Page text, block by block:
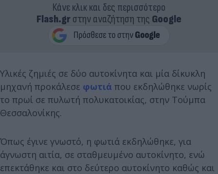
Κάνε κλικ και δες περισσότερο
Flash.grστην αναζήτηση της Google
Υλικές ζημιές σε δύο αυτοκίνητα και μία δίκυκλη
μηχανή προκάλεσε φωτιά που εκδηλώθηκε νωρίς
το πρωί σε πυλωτή πολυκατοικίας, στην Τούμπα
Θεσσαλονίκης.
Όπως έγινε γνωστό, η φωτιά εκδηλώθηκε, για
άγνωστη αιτία, σε σταθμευμένο αυτοκίνητο, ενώ
επεκτάθηκε και στο δεύτερο αυτοκίνητο καθώς και